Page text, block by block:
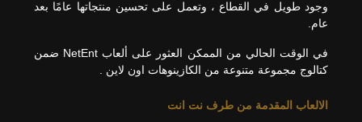
وجود طويل في القطاع ، وتعمل على تحسين منتجاتها عامًا بعد
عام.
في الوقت الحالي من الممكن العثور على ألعاب NetEnt ضمن
كتالوج مجموعة متنوعة من الكازينوهات اون لاين .
الالعاب المقدمة من طرف نت انت